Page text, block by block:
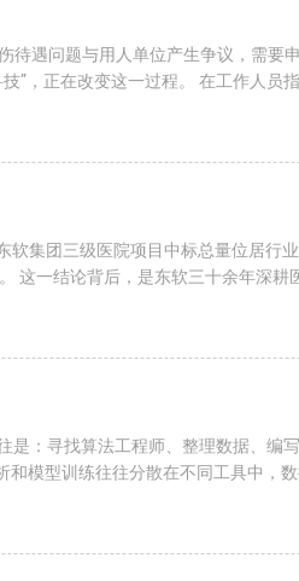
遇问题与用人单位产生争议，需
，正在改变这一过程。 在工作人
集团三级医院项目中标总量位居行
这一结论背后，是东软三十余年深
：寻找算法工程师、整理数据、
模型训练往往分散在不同工具中，